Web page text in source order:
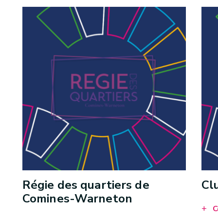
Régie des quartiers de
Comines-Warneton